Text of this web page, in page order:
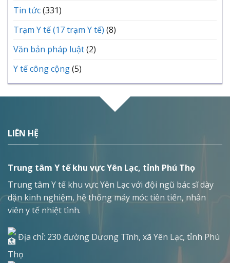
Tin tức(331)
Trạm Y tế (17 trạm Y tế) (8)
Văn bản pháp luật(2)
Y tế công cộng(5)
LIÊN HỆ
Trung tâm Y tế khu vực Yên Lạc, tỉnh Phú Thọ
Trung tâm Y tế khu vực Yên Lạc với đội ngũ bác sĩ dày
dặn kinh nghiệm, hệ thống máy móc tiên tiến, nhân
viên y tế nhiệt tình.
Địa chỉ: 230 đường Dương Tĩnh, xã Yên Lạc, tỉnh Phú
Thọ